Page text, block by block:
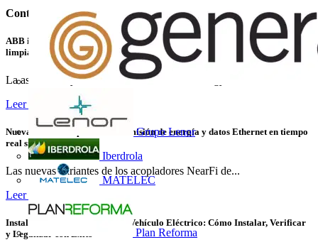
Grupo Lenor
Iberdrola
MATELEC
Plan Reforma
Contenidos relacionados
ABB invierte en LevelTen Energy para contribuir al suministro de energía
limpia
La asociación y la inversión en LevelTen Energy, el...
Leer más
Nuevas variantes para la transmisión de energía y datos Ethernet en tiempo
real sin contacto
Las nuevas variantes de los acopladores NearFi de...
Leer más
Instalaciones de Recarga para Vehículo Eléctrico: Cómo Instalar, Verificar
y Legalizar con Éxito